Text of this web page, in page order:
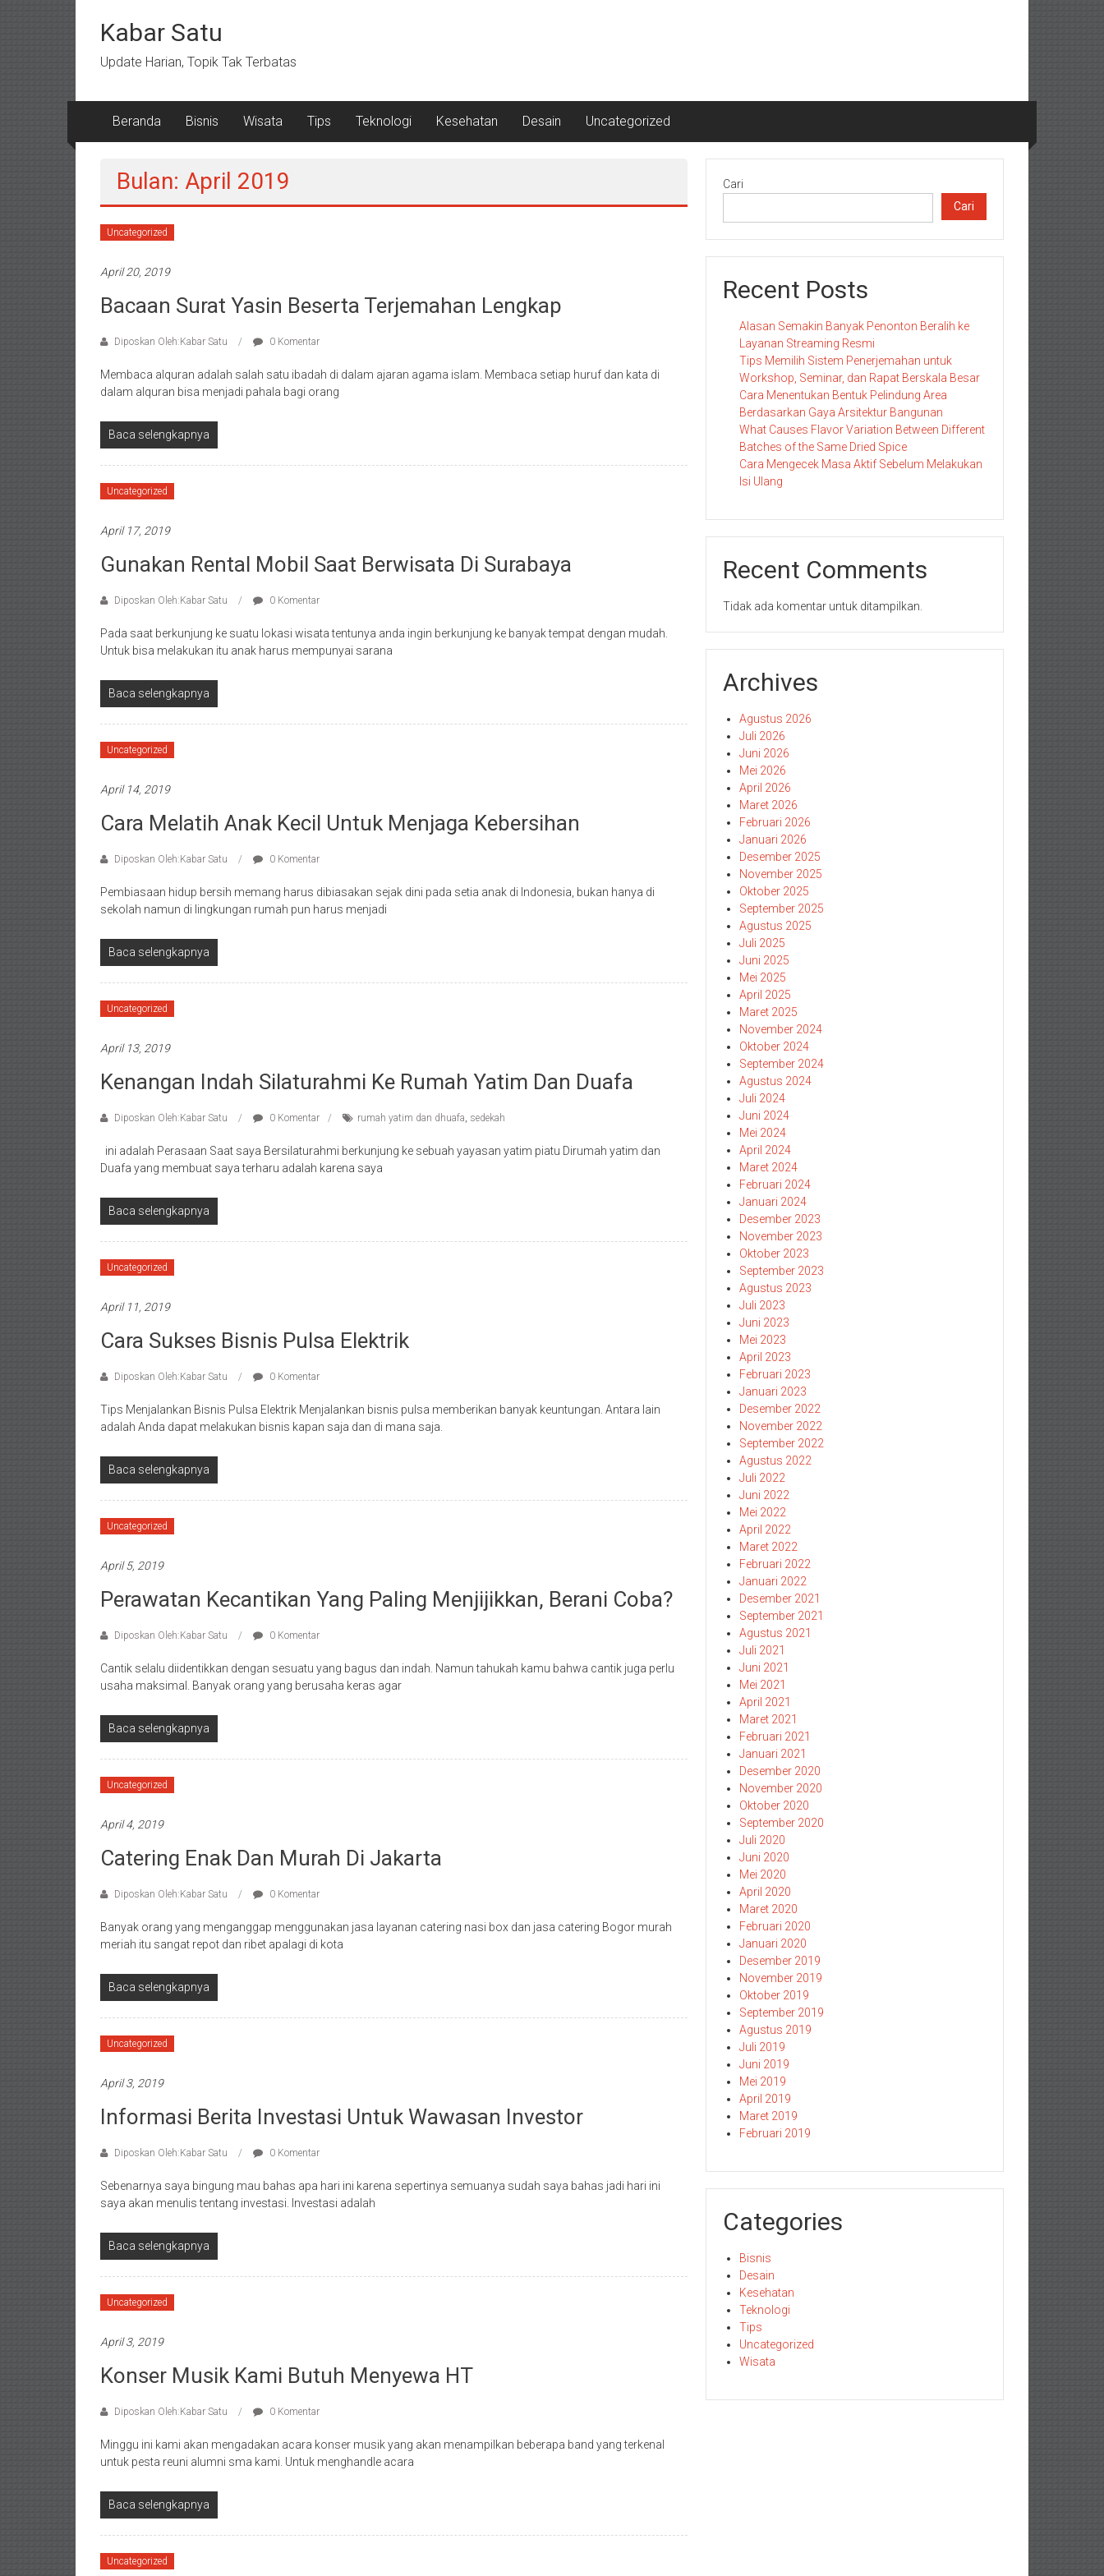
kontenKabar Satu
Update Harian, Topik Tak Terbatas
Beranda Bisnis Wisata Tips Teknologi Kesehatan Desain Uncategorized
Bulan: April 2019
Uncategorized
April 20, 2019
Bacaan Surat Yasin Beserta Terjemahan Lengkap
Diposkan Oleh:Kabar Satu 0 Komentar
Membaca alquran adalah salah satu ibadah di dalam ajaran agama islam. Membaca setiap huruf dan kata di
dalam alquran bisa menjadi pahala bagi orang
Baca selengkapnya
Uncategorized
April 17, 2019
Gunakan Rental Mobil Saat Berwisata Di Surabaya
Diposkan Oleh:Kabar Satu 0 Komentar
Pada saat berkunjung ke suatu lokasi wisata tentunya anda ingin berkunjung ke banyak tempat dengan mudah.
Untuk bisa melakukan itu anak harus mempunyai sarana
Baca selengkapnya
Uncategorized
April 14, 2019
Cara Melatih Anak Kecil Untuk Menjaga Kebersihan
Diposkan Oleh:Kabar Satu 0 Komentar
Pembiasaan hidup bersih memang harus dibiasakan sejak dini pada setia anak di Indonesia, bukan hanya di
sekolah namun di lingkungan rumah pun harus menjadi
Baca selengkapnya
Uncategorized
April 13, 2019
Kenangan Indah Silaturahmi Ke Rumah Yatim Dan Duafa
Diposkan Oleh:Kabar Satu 0 Komentar rumah yatim dan dhuafa, sedekah
ini adalah Perasaan Saat saya Bersilaturahmi berkunjung ke sebuah yayasan yatim piatu Dirumah yatim dan
Duafa yang membuat saya terharu adalah karena saya
Baca selengkapnya
Uncategorized
April 11, 2019
Cara Sukses Bisnis Pulsa Elektrik
Diposkan Oleh:Kabar Satu 0 Komentar
Tips Menjalankan Bisnis Pulsa Elektrik Menjalankan bisnis pulsa memberikan banyak keuntungan. Antara lain
adalah Anda dapat melakukan bisnis kapan saja dan di mana saja.
Baca selengkapnya
Uncategorized
April 5, 2019
Perawatan Kecantikan Yang Paling Menjijikkan, Berani Coba?
Diposkan Oleh:Kabar Satu 0 Komentar
Cantik selalu diidentikkan dengan sesuatu yang bagus dan indah. Namun tahukah kamu bahwa cantik juga perlu
usaha maksimal. Banyak orang yang berusaha keras agar
Baca selengkapnya
Uncategorized
April 4, 2019
Catering Enak Dan Murah Di Jakarta
Diposkan Oleh:Kabar Satu 0 Komentar
Banyak orang yang menganggap menggunakan jasa layanan catering nasi box dan jasa catering Bogor murah
meriah itu sangat repot dan ribet apalagi di kota
Baca selengkapnya
Uncategorized
April 3, 2019
Informasi Berita Investasi Untuk Wawasan Investor
Diposkan Oleh:Kabar Satu 0 Komentar
Sebenarnya saya bingung mau bahas apa hari ini karena sepertinya semuanya sudah saya bahas jadi hari ini
saya akan menulis tentang investasi. Investasi adalah
Baca selengkapnya
Uncategorized
April 3, 2019
Konser Musik Kami Butuh Menyewa HT
Diposkan Oleh:Kabar Satu 0 Komentar
Minggu ini kami akan mengadakan acara konser musik yang akan menampilkan beberapa band yang terkenal
untuk pesta reuni alumni sma kami. Untuk menghandle acara
Baca selengkapnya
Uncategorized
Cari
Cari
Recent Posts
Alasan Semakin Banyak Penonton Beralih ke
Layanan Streaming Resmi
Tips Memilih Sistem Penerjemahan untuk
Workshop, Seminar, dan Rapat Berskala Besar
Cara Menentukan Bentuk Pelindung Area
Berdasarkan Gaya Arsitektur Bangunan
What Causes Flavor Variation Between Different
Batches of the Same Dried Spice
Cara Mengecek Masa Aktif Sebelum Melakukan
Isi Ulang
Recent Comments
Tidak ada komentar untuk ditampilkan.
Archives
Agustus 2026
Juli 2026
Juni 2026
Mei 2026
April 2026
Maret 2026
Februari 2026
Januari 2026
Desember 2025
November 2025
Oktober 2025
September 2025
Agustus 2025
Juli 2025
Juni 2025
Mei 2025
April 2025
Maret 2025
November 2024
Oktober 2024
September 2024
Agustus 2024
Juli 2024
Juni 2024
Mei 2024
April 2024
Maret 2024
Februari 2024
Januari 2024
Desember 2023
November 2023
Oktober 2023
September 2023
Agustus 2023
Juli 2023
Juni 2023
Mei 2023
April 2023
Februari 2023
Januari 2023
Desember 2022
November 2022
September 2022
Agustus 2022
Juli 2022
Juni 2022
Mei 2022
April 2022
Maret 2022
Februari 2022
Januari 2022
Desember 2021
September 2021
Agustus 2021
Juli 2021
Juni 2021
Mei 2021
April 2021
Maret 2021
Februari 2021
Januari 2021
Desember 2020
November 2020
Oktober 2020
September 2020
Juli 2020
Juni 2020
Mei 2020
April 2020
Maret 2020
Februari 2020
Januari 2020
Desember 2019
November 2019
Oktober 2019
September 2019
Agustus 2019
Juli 2019
Juni 2019
Mei 2019
April 2019
Maret 2019
Februari 2019
Categories
Bisnis
Desain
Kesehatan
Teknologi
Tips
Uncategorized
Wisata